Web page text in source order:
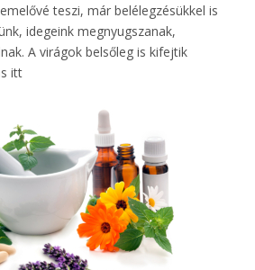
teszi, már belélegzésükkel is
idegeink megnyugszanak,
A virágok belsőleg is kifejtik
itt